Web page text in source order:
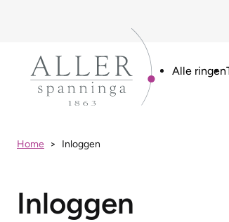
Alle ringen
Home Inloggen
Inloggen